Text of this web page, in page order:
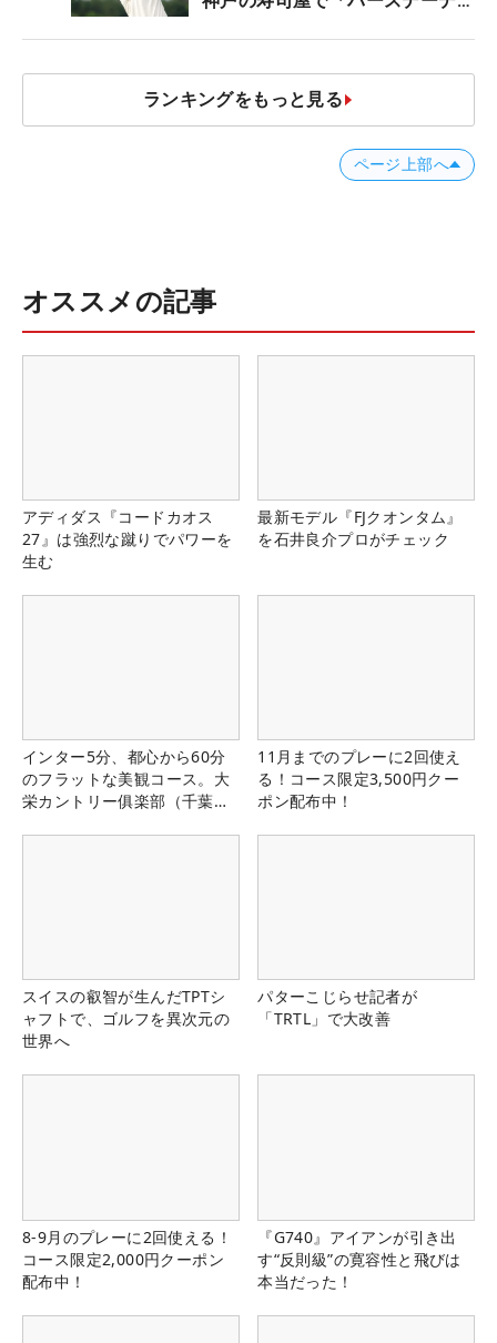
ランキングをもっと見る
ページ上部へ
オススメの記事
アディダス『コードカオス
27』は強烈な蹴りでパワーを
生む
最新モデル『FJクオンタム』
を石井良介プロがチェック
インター5分、都心から60分
のフラットな美観コース。大
栄カントリー俱楽部（千葉
11月までのプレーに2回使え
る！コース限定3,500円クー
ポン配布中！
スイスの叡智が生んだTPTシ
ャフトで、ゴルフを異次元の
世界へ
パターこじらせ記者が
「TRTL」で大改善
8-9月のプレーに2回使える！
コース限定2,000円クーポン
配布中！
『G740』アイアンが引き出
す“反則級”の寛容性と飛びは
本当だった！